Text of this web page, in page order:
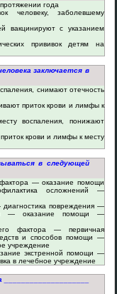
года
человеку, заболевшему
вакцинируют с указанием
прививок детям на
заключается в
снимают отечность
приток крови и лимфы к
воспаления, понижают
крови и лимфы к месту
в следующей
— оказание помощи
осложнений —
повреждения —
— оказание помощи —
фактора — первичная
и способов помощи —
учреждение
экстренной помощи —
в лечебное учреждение